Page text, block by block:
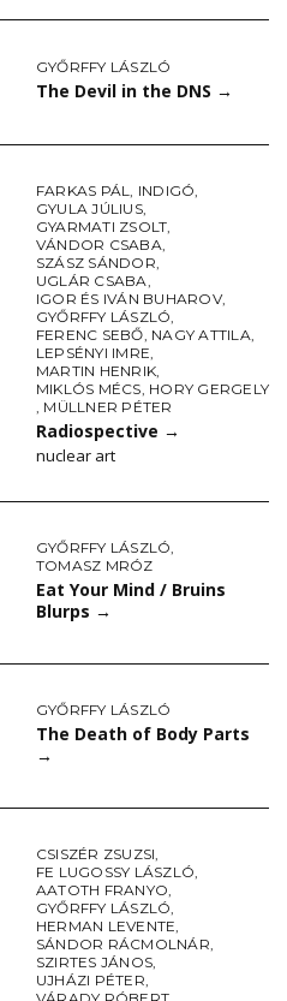
GYŐRFFY LÁSZLÓ
The Devil in the DNS →
FARKAS PÁL, INDIGÓ,
GYULA JÚLIUS,
GYARMATI ZSOLT,
VÁNDOR CSABA,
SZÁSZ SÁNDOR,
UGLÁR CSABA,
IGOR ÉS IVÁN BUHAROV,
GYŐRFFY LÁSZLÓ,
FERENC SEBŐ, NAGY ATTILA,
LEPSÉNYI IMRE,
MARTIN HENRIK,
MIKLÓS MÉCS, HORY GERGELY
, MÜLLNER PÉTER
Radiospective →
nuclear art
GYŐRFFY LÁSZLÓ,
TOMASZ MRÓZ
Eat Your Mind / Bruins
Blurps →
GYŐRFFY LÁSZLÓ
The Death of Body Parts
→
CSISZÉR ZSUZSI,
FE LUGOSSY LÁSZLÓ,
AATOTH FRANYO,
GYŐRFFY LÁSZLÓ,
HERMAN LEVENTE,
SÁNDOR RÁCMOLNÁR,
SZIRTES JÁNOS,
UJHÁZI PÉTER,